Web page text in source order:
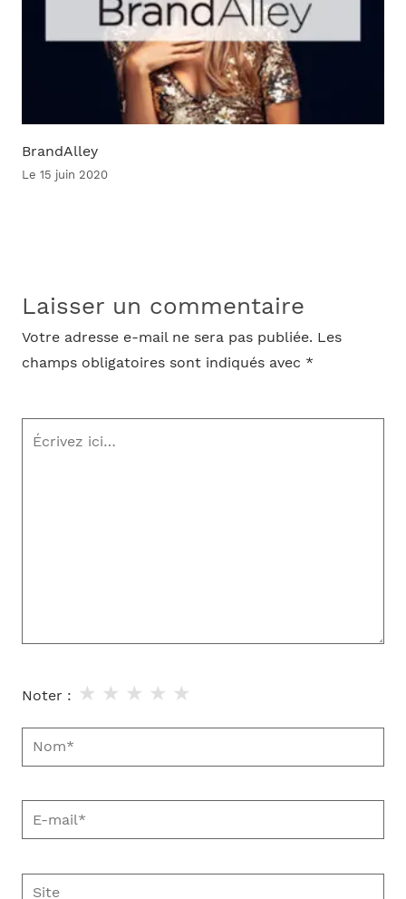
BrandAlley
Le 15 juin 2020
Laisser un commentaire
Votre adresse e-mail ne sera pas publiée. Les
champs obligatoires sont indiqués avec *
Écrivez
Noter : ★
★
★
★
★
Nom*
E-
mail*
Site